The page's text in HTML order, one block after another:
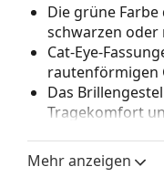
Die grüne
schwarzen oder
Cat-Eye-
rautenförmigen
Das
Tragekomfort
bestehen. Sie
Vorteile ist die
Mehr anzeigen